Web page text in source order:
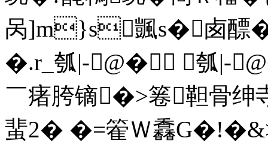
呙]m}s颽s�卥醥
�.r_瓠|-@� 瓠|-
￣瘏胯镝�>箞靼骨
蜚2� �=篧Ｗ馫